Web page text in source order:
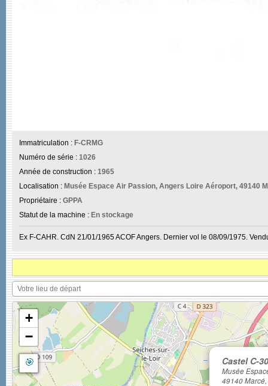
Immatriculation : F-CRMG
Numéro de série : 1026
Année de construction : 1965
Localisation : Musée Espace Air Passion, Angers Loire Aéroport, 49140
Propriétaire : GPPA
Statut de la machine : En stockage
Ex F-CAHR. CdN 21/01/1965 ACOF Angers. Dernier vol le 08/09/1975.
Castel C-
Musée
49140 Marcé,
+
−
🎯